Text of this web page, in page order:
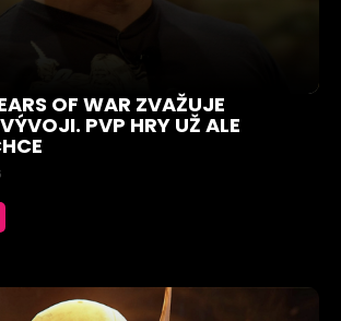
OF WAR ZVAŽUJE
PVP HRY UŽ ALE